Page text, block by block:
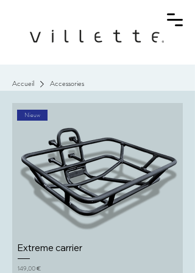
Accueil Accessories
Nieuw
Extreme carrier
Prix
149,00 €